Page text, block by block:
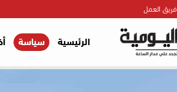
فريق العمل
الرئيسية سياسة